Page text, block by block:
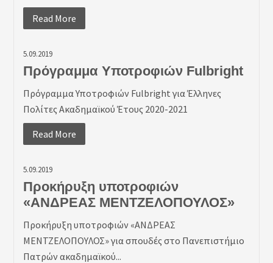
Read More
5.09.2019
Πρόγραμμα Υποτροφιών Fulbright
Πρόγραμμα Υποτροφιών Fulbright για Έλληνες
Πολίτες Ακαδημαϊκού Έτους 2020-2021
Read More
5.09.2019
Προκήρυξη υποτροφιών
«ΑΝΔΡΕΑΣ ΜΕΝΤΖΕΛΟΠΟΥΛΟΣ»
Προκήρυξη υποτροφιών «ΑΝΔΡΕΑΣ
ΜΕΝΤΖΕΛΟΠΟΥΛΟΣ» για σπουδές στο Πανεπιστήμιο
Πατρών ακαδημαϊκού...